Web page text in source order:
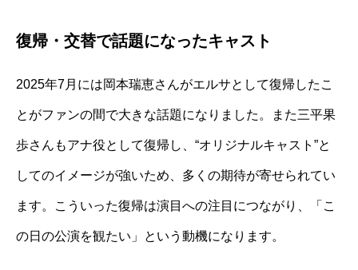
復帰・交替で話題になったキャスト
2025年7月には岡本瑞恵さんがエルサとして復帰したこ
とがファンの間で大きな話題になりました。また三平果
歩さんもアナ役として復帰し、“オリジナルキャスト”と
してのイメージが強いため、多くの期待が寄せられてい
ます。こういった復帰は演目への注目につながり、「こ
の日の公演を観たい」という動機になります。